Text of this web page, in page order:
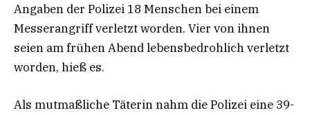
Angaben der Polizei 18 Menschen bei einem
Messerangriff verletzt worden. Vier von ihnen
seien am frühen Abend lebensbedrohlich verletzt
worden, hieß es.
Als mutmaßliche Täterin nahm die Polizei eine 39-